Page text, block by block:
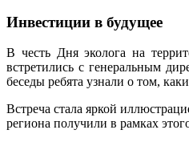
Инвестиции в будущее
В честь Дня эколога на
встретились с генеральным
беседы ребята узнали о том,
Встреча стала яркой
региона получили в рамках